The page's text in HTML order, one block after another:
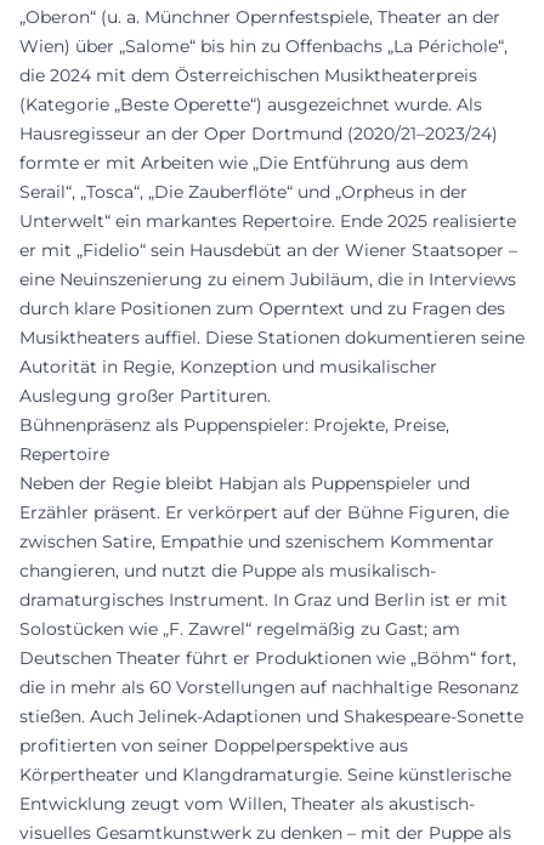
„Oberon“ (u. a. Münchner Opernfestspiele, Theater an der
Wien) über „Salome“ bis hin zu Offenbachs „La Périchole“,
die 2024 mit dem Österreichischen Musiktheaterpreis
(Kategorie „Beste Operette“) ausgezeichnet wurde. Als
Hausregisseur an der Oper Dortmund (2020/21–2023/24)
formte er mit Arbeiten wie „Die Entführung aus dem
Serail“, „Tosca“, „Die Zauberflöte“ und „Orpheus in der
Unterwelt“ ein markantes Repertoire. Ende 2025 realisierte
er mit „Fidelio“ sein Hausdebüt an der Wiener Staatsoper –
eine Neuinszenierung zu einem Jubiläum, die in Interviews
durch klare Positionen zum Operntext und zu Fragen des
Musiktheaters auffiel. Diese Stationen dokumentieren seine
Autorität in Regie, Konzeption und musikalischer
Auslegung großer Partituren.
Bühnenpräsenz als Puppenspieler: Projekte, Preise,
Repertoire
Neben der Regie bleibt Habjan als Puppenspieler und
Erzähler präsent. Er verkörpert auf der Bühne Figuren, die
zwischen Satire, Empathie und szenischem Kommentar
changieren, und nutzt die Puppe als musikalisch-
dramaturgisches Instrument. In Graz und Berlin ist er mit
Solostücken wie „F. Zawrel“ regelmäßig zu Gast; am
Deutschen Theater führt er Produktionen wie „Böhm“ fort,
die in mehr als 60 Vorstellungen auf nachhaltige Resonanz
stießen. Auch Jelinek-Adaptionen und Shakespeare-Sonette
profitierten von seiner Doppelperspektive aus
Körpertheater und Klangdramaturgie. Seine künstlerische
Entwicklung zeugt vom Willen, Theater als akustisch-
visuelles Gesamtkunstwerk zu denken – mit der Puppe als